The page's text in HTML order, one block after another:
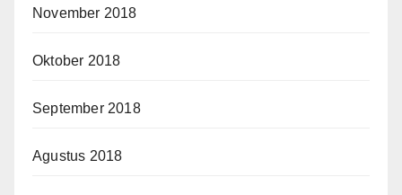
November 2018
Oktober 2018
September 2018
Agustus 2018